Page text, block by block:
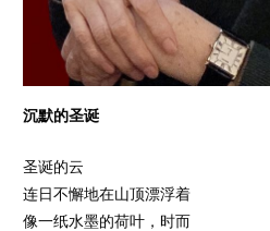
沉默的圣诞
圣诞的云
连日不懈地在山顶漂浮着
像一纸水墨的荷叶，时而